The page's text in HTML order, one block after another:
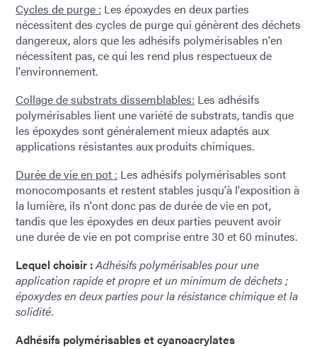
Cycles de purge : Les époxydes en deux parties
nécessitent des cycles de purge qui génèrent des déchets
dangereux, alors que les adhésifs polymérisables n'en
nécessitent pas, ce qui les rend plus respectueux de
l'environnement.
Collage de substrats dissemblables: Les adhésifs
polymérisables lient une variété de substrats, tandis que
les époxydes sont généralement mieux adaptés aux
applications résistantes aux produits chimiques.
Durée de vie en pot : Les adhésifs polymérisables sont
monocomposants et restent stables jusqu'à l'exposition à
la lumière, ils n'ont donc pas de durée de vie en pot,
tandis que les époxydes en deux parties peuvent avoir
une durée de vie en pot comprise entre 30 et 60 minutes.
Lequel choisir :Adhésifs polymérisables pour une
application rapide et propre et un minimum de déchets ;
époxydes en deux parties pour la résistance chimique et la
solidité.
Adhésifs polymérisables et cyanoacrylates